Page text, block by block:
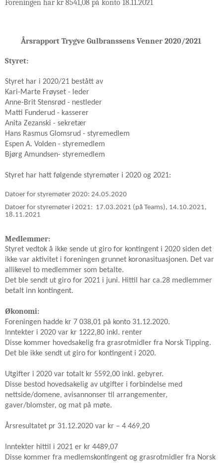
Foreningen har kr 8541,08 på konto 18.11.2021
Årsrapport Trygve Gulbranssens Venner 2020/2021
Styret:
Styret har i 2020/21 bestått av
Kari-Marte Frøyset - leder
Anne-Brit Stensrød - nestleder
Matti Funderud - kasserer
Anita Zezanski - sekretær
Hans Rasmus Glomsrud - styremedlem
Espen A. Volden - styremedlem
Bjørg Amundsen- styremedlem
Styret har hatt følgende styremøter i 2020 og 2021:
Datoer for styremøter 2020: 24.05.2020
Datoer for styremøter i 2021: 17.03.2021 (på Teams), 14.10.2021,
18.11.2021
Medlemmer:
Styret vedtok å ikke sende ut giro for kontingent i 2020 siden det
ikke var aktivitet i foreningen grunnet koronasituasjonen. Det var
allikevel to medlemmer som betalte.
Det ble sendt ut giro for 2021 i juni. Hittil har ca.28 medlemmer
betalt inn kontingent.
Økonomi:
Foreningen hadde kr 7 038,01 på konto 31.12.2020.
Inntekter i 2020 var kr 1222,80 inkl. renter
Disse kommer hovedsakelig fra grasrotmidler fra Norsk Tipping.
Det ble ikke sendt ut giro for kontingent i 2020.
Utgifter i 2020 var totalt kr 5592,00 inkl. gebyrer.
Disse bestod hovedsakelig av utgifter i forbindelse med
nettside/domene, avisannonser til arrangementer,
gaver/blomster, og mat på møte.
Årsresultatet pr 31.12.2020 var kr – 4 469,20
Inntekter hittil i 2021 er kr 4489,07
Disse kommer fra medlemskontingent og grasrotmidler fra Norsk